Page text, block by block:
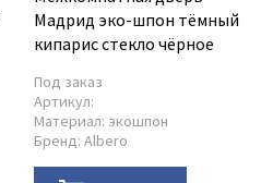
Мадрид эко-шпон тёмный
кипарис стекло чёрное
Под заказ
Артикул:
Материал: экошпон
Бренд: Albero